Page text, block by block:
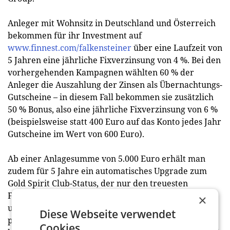
Anleger mit Wohnsitz in Deutschland und Österreich
bekommen für ihr Investment auf
www.finnest.com/falkensteinerüber eine Laufzeit von
5 Jahren eine jährliche Fixverzinsung von 4 %. Bei den
vorhergehenden Kampagnen wählten 60 % der
Anleger die Auszahlung der Zinsen als Übernachtungs-
Gutscheine – in diesem Fall bekommen sie zusätzlich
50 % Bonus, also eine jährliche Fixverzinsung von 6 %
(beispielsweise statt 400 Euro auf das Konto jedes Jahr
Gutscheine im Wert von 600 Euro).
Ab einer Anlagesumme von 5.000 Euro erhält man
zudem für 5 Jahre ein automatisches Upgrade zum
Gold Spirit Club-Status, der nur den treuesten
Falkensteiner-Gästen auf Einladung vorbehalten ist
und viele Mehrleistungen wie 10 % Rabatt,
persönliche Präsente und Zimmer-Upgrades
×
Diese Webseite verwendet